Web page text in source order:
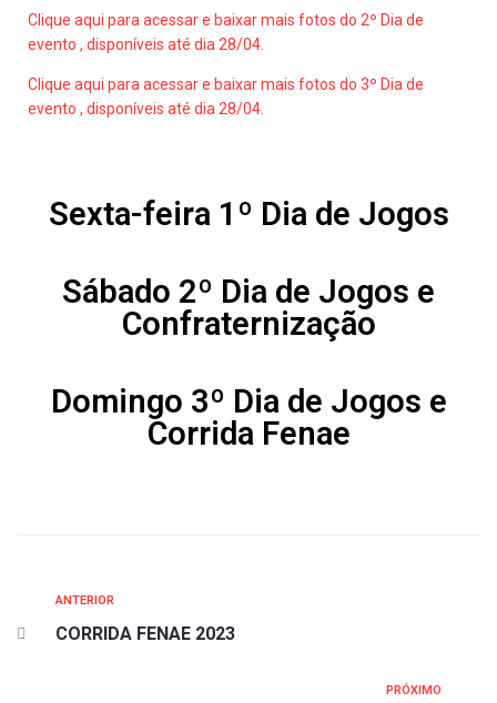
Clique aqui para acessar e baixar mais fotos do 2º Dia de
evento , disponíveis até dia 28/04.
Clique aqui para acessar e baixar mais fotos do 3º Dia de
evento , disponíveis até dia 28/04.
Sexta-feira 1º Dia de Jogos
Sábado 2º Dia de Jogos e
Confraternização
Domingo 3º Dia de Jogos e
Corrida Fenae
ANTERIOR
CORRIDA FENAE 2023
PRÓXIMO